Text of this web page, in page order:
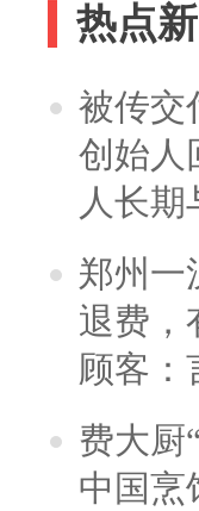
热点
被传交
创始人
人长
郑州一
退费，
顾客：
费大厨
中国烹